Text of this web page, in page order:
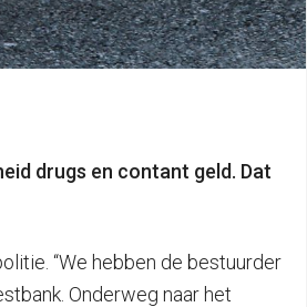
drugs en contant geld. Dat
“We hebben de bestuurder
Onderweg naar het